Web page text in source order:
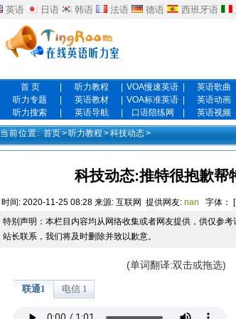
英语 日语 韩语 法语 德语 西班牙语
首 页 听力教程 VOA慢速英语 英语歌曲
听力专题
英语教材 VOA标准英语 英语动画
听力搜索
英语导航 口语陪练网 英语视频
当前位置: 首页>听力教程 >科技动态>
科技动态:推特很抱歉帮
时间: 2020-11-25 08:28 来源: 互联网 提供网友: nan 字体： [
特别声明：本栏目内容均从网络收集或者网友提供，供仅参
站长联系，我们将及时删除并致以歉意。
(单词翻译:双击或拖选)